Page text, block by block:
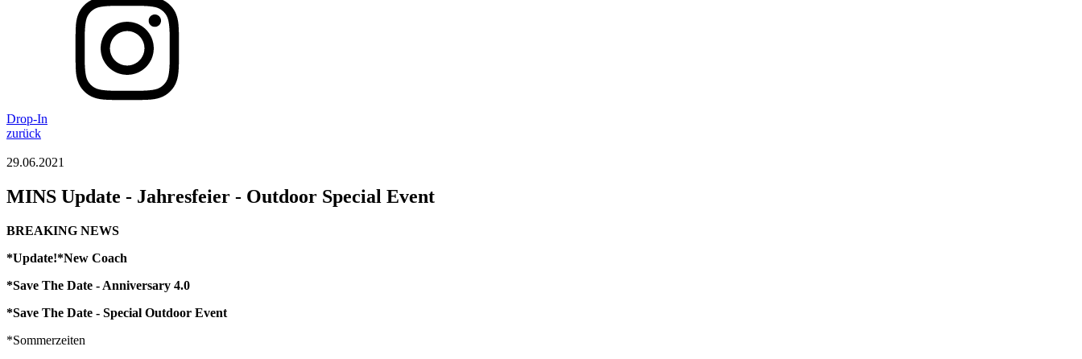
Drop-In
zurück
29.06.2021
MINS Update - Jahresfeier - Outdoor Special Event
BREAKING NEWS
*Update!*New Coach
*Save The Date - Anniversary 4.0
*Save The Date - Special Outdoor Event
*Sommerzeiten